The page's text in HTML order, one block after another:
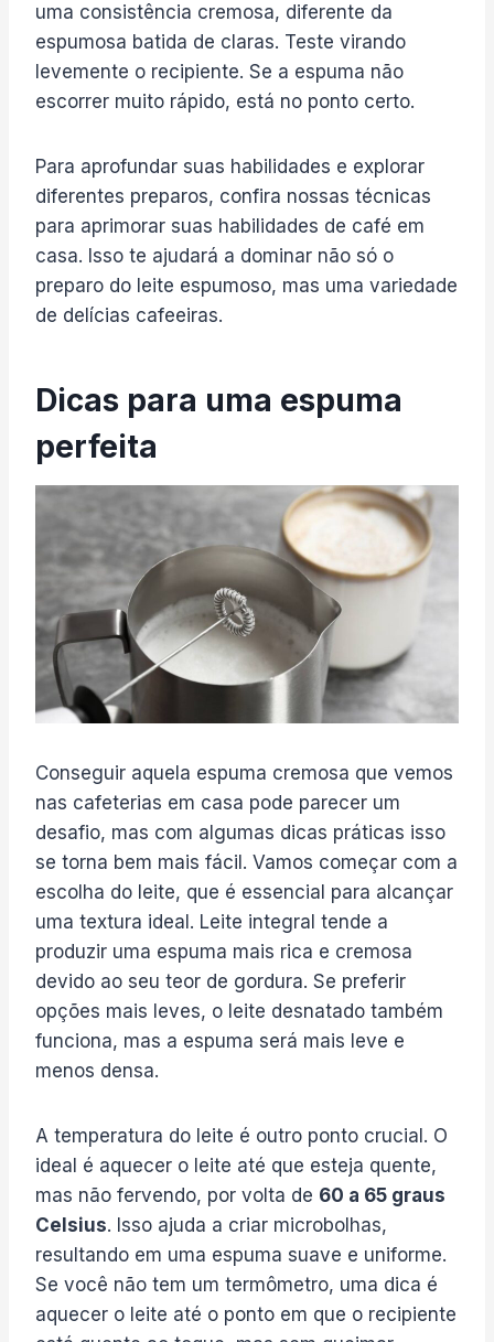
uma consistência cremosa, diferente da
espumosa batida de claras. Teste virando
levemente o recipiente. Se a espuma não
escorrer muito rápido, está no ponto certo.
Para aprofundar suas habilidades e explorar
diferentes preparos, confira nossas técnicas
para aprimorar suas habilidades de café em
casa. Isso te ajudará a dominar não só o
preparo do leite espumoso, mas uma variedade
de delícias cafeeiras.
Dicas para uma espuma
perfeita
Conseguir aquela espuma cremosa que vemos
nas cafeterias em casa pode parecer um
desafio, mas com algumas dicas práticas isso
se torna bem mais fácil. Vamos começar com a
escolha do leite, que é essencial para alcançar
uma textura ideal. Leite integral tende a
produzir uma espuma mais rica e cremosa
devido ao seu teor de gordura. Se preferir
opções mais leves, o leite desnatado também
funciona, mas a espuma será mais leve e
menos densa.
A temperatura do leite é outro ponto crucial. O
ideal é aquecer o leite até que esteja quente,
mas não fervendo, por volta de 60 a 65 graus
Celsius. Isso ajuda a criar microbolhas,
resultando em uma espuma suave e uniforme.
Se você não tem um termômetro, uma dica é
aquecer o leite até o ponto em que o recipiente